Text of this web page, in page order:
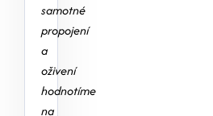
samotné
propojení
a
oživení
hodnotíme
na